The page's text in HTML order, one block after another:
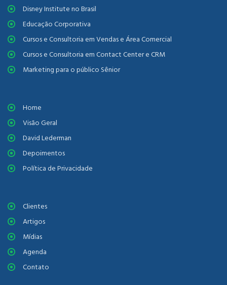
Disney Institute no Brasil
Educação Corporativa
Cursos e Consultoria em Vendas e Área Comercial
Cursos e Consultoria em Contact Center e CRM
Marketing para o público Sênior
Home
Visão Geral
David Lederman
Depoimentos
Política de Privacidade
Clientes
Artigos
Mídias
Agenda
Contato